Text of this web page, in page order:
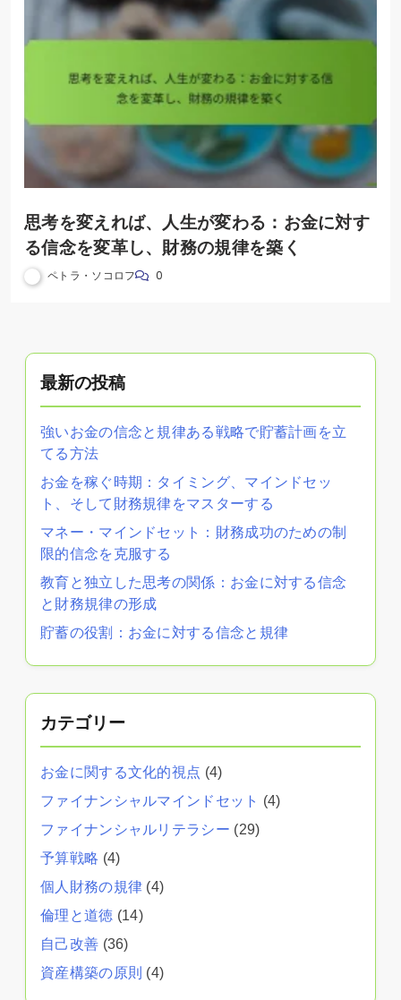
思考を変えれば、人生が変わる：お金に対す
る信念を変革し、財務の規律を築く
ペトラ・ソコロフ 0
最新の投稿
強いお金の信念と規律ある戦略で貯蓄計画を立
てる方法
お金を稼ぐ時期：タイミング、マインドセッ
ト、そして財務規律をマスターする
マネー・マインドセット：財務成功のための制
限的信念を克服する
教育と独立した思考の関係：お金に対する信念
と財務規律の形成
貯蓄の役割：お金に対する信念と規律
カテゴリー
お金に関する文化的視点 (4)
ファイナンシャルマインドセット (4)
ファイナンシャルリテラシー (29)
予算戦略 (4)
個人財務の規律 (4)
倫理と道徳 (14)
自己改善 (36)
資産構築の原則 (4)